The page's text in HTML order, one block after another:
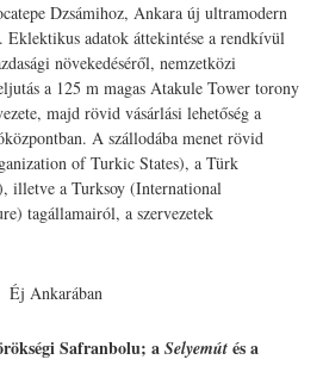
Dzsámihoz, Ankara új ultramodern
adatok áttekintése a rendkívül
növekedéséről, nemzetközi
a 125 m magas Atakule Tower torony
majd rövid vásárlási lehetőség a
A szállodába menet rövid
of Turkic States), a Türk
illetve a Turksoy (International
tagállamairól, a szervezetek
Éj Ankarában
Safranbolu; a Selyemút és a